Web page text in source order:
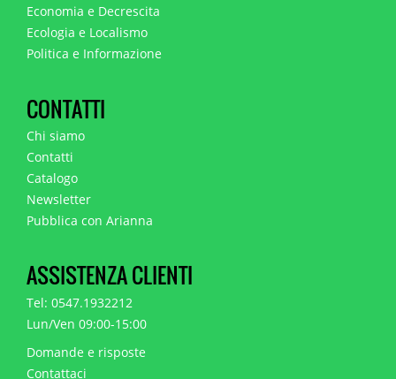
Economia e Decrescita
Ecologia e Localismo
Politica e Informazione
CONTATTI
Chi siamo
Contatti
Catalogo
Newsletter
Pubblica con Arianna
ASSISTENZA CLIENTI
Tel: 0547.1932212
Lun/Ven 09:00-15:00
Domande e risposte
Contattaci